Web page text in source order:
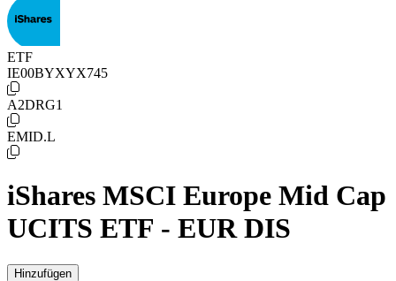
ETF
IE00BYXYX745
A2DRG1
EMID.L
iShares MSCI Europe Mid Cap
UCITS ETF - EUR DIS
Hinzufügen